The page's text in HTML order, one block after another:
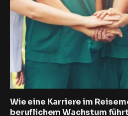
Wie eine Karriere im
beruflichem Wachstum führt